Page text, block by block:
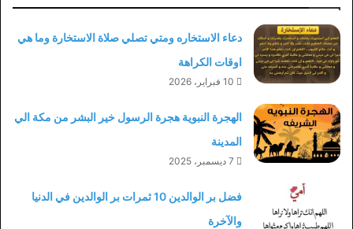
دعاء الاستخاره ومتي تصلي صلاة الاستخارة وما هي
اوقات الكراهة
10 فبراير، 2026
الهجرة النبوية هجرة الرسول خير البشر من مكة الي
المدينة
7 ديسمبر، 2025
فضل بر الوالدين 10 ثمرات بر الوالدين في الدنيا
والآخرة